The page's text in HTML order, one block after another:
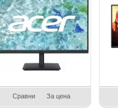
Сравни За цена